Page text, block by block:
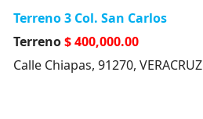
Terreno 3 Col. San Carlos
Terreno$ 400,000.00
Calle Chiapas, 91270, VERACRUZ